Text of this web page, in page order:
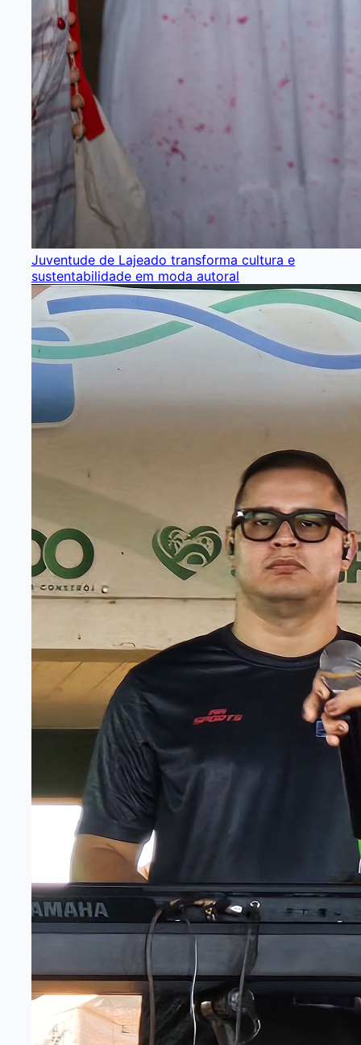
Juventude de Lajeado transforma cultura e
sustentabilidade em moda autoral